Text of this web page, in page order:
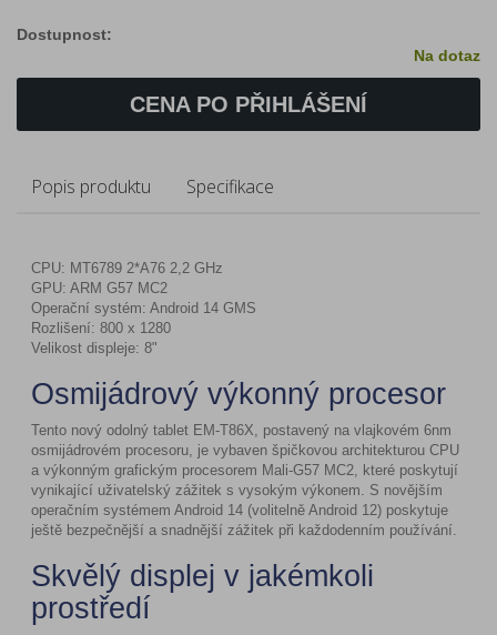
Dostupnost:
Na dotaz
CENA PO PŘIHLÁŠENÍ
Popis produktu Specifikace
CPU: MT6789 2*A76 2,2 GHz
GPU: ARM G57 MC2
Operační systém: Android 14 GMS
Rozlišení: 800 x 1280
Velikost displeje: 8"
Osmijádrový výkonný procesor
Tento nový odolný tablet EM-T86X, postavený na vlajkovém 6nm
osmijádrovém procesoru, je vybaven špičkovou architekturou CPU
a výkonným grafickým procesorem Mali-G57 MC2, které poskytují
vynikající uživatelský zážitek s vysokým výkonem. S novějším
operačním systémem Android 14 (volitelně Android 12) poskytuje
ještě bezpečnější a snadnější zážitek při každodenním používání.
Skvělý displej v jakémkoli
prostředí